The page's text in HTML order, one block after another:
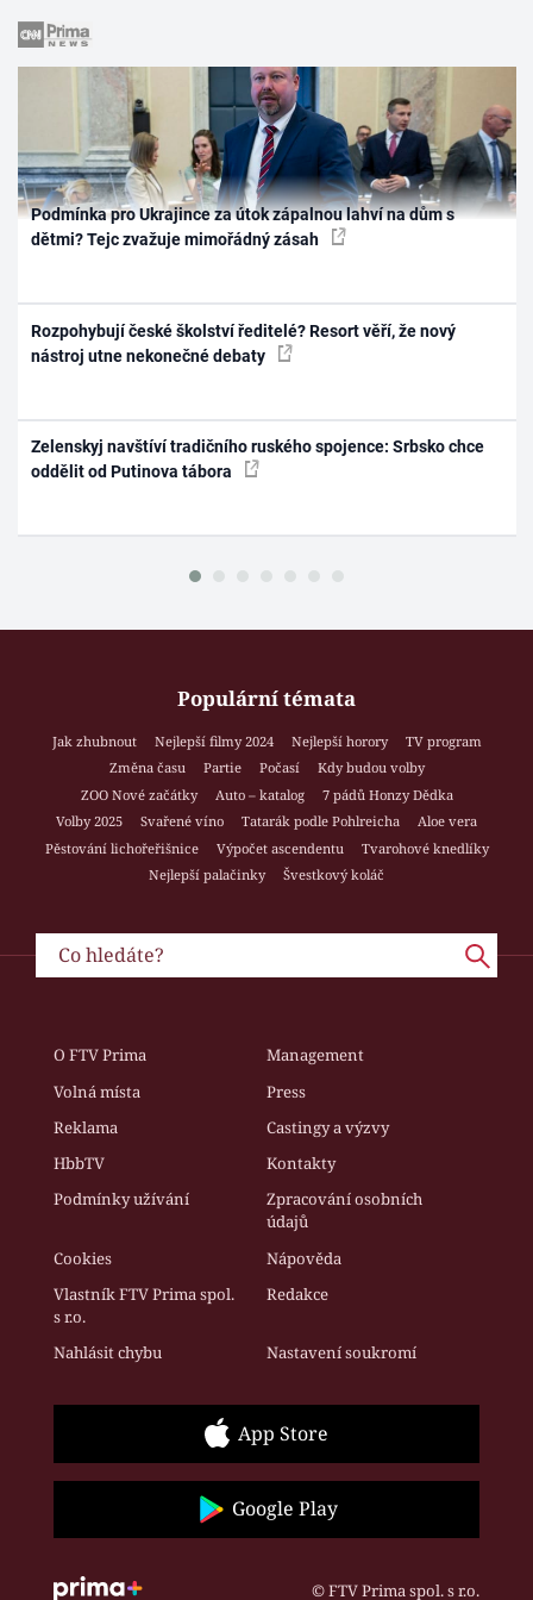
Podmínka pro Ukrajince za útok zápalnou lahví na dům s
dětmi? Tejc zvažuje mimořádný zásah
Rozpohybují české školství ředitelé? Resort věří, že nový
nástroj utne nekonečné debaty
Zelenskyj navštíví tradičního ruského spojence: Srbsko chce
oddělit od Putinova tábora
Populární témata
Jak zhubnout Nejlepší filmy 2024 Nejlepší horory
TV program
Změna času
Partie Počasí
Kdy budou volby
ZOO Nové začátky
Auto – katalog
7 pádů Honzy Dědka
Volby 2025
Svařené víno Tatarák podle Pohlreicha
Aloe vera
Pěstování lichořeřišnice
Výpočet ascendentu
Tvarohové knedlíky
Nejlepší palačinky
Švestkový koláč
O FTV Prima
Management
Volná místa
Press
Reklama
Castingy a výzvy
HbbTV
Kontakty
Podmínky užívání
Zpracování osobních
údajů
Cookies
Nápověda
Vlastník FTV Prima spol.
s r.o.
Redakce
Nahlásit chybu Nastavení soukromí
App Store
Google Play
© FTV Prima spol. s r.o.